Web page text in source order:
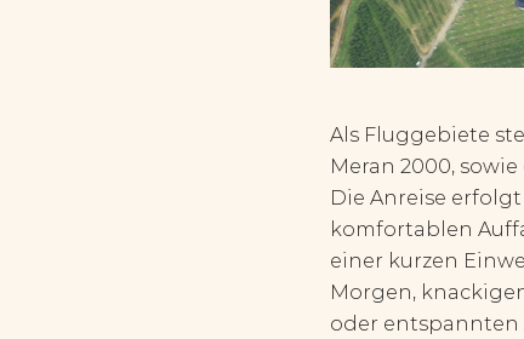
Als Fluggebiete
Meran 2000,
Die Anreise
komfortablen
einer kurzen
Morgen,
oder entspannten